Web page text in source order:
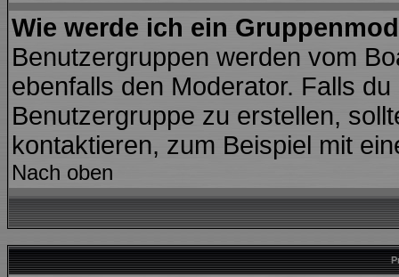
Wie werde ich ein
Benutzergruppen werden vom
ebenfalls den Moderator. Falls
Benutzergruppe zu erstellen,
kontaktieren, zum Beispiel mit
Nach oben